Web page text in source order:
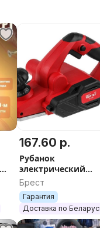
167.60 р.
Рубанок
электрический
WORTEX LX PL 2006-
ЕСТЬ СЕЗОННЫЕ
СКИДКИ И АКЦИИ
Брест
Гарантия
Доставка по